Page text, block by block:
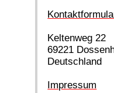
Keltenweg 22
69221
Deutschland
Impressum